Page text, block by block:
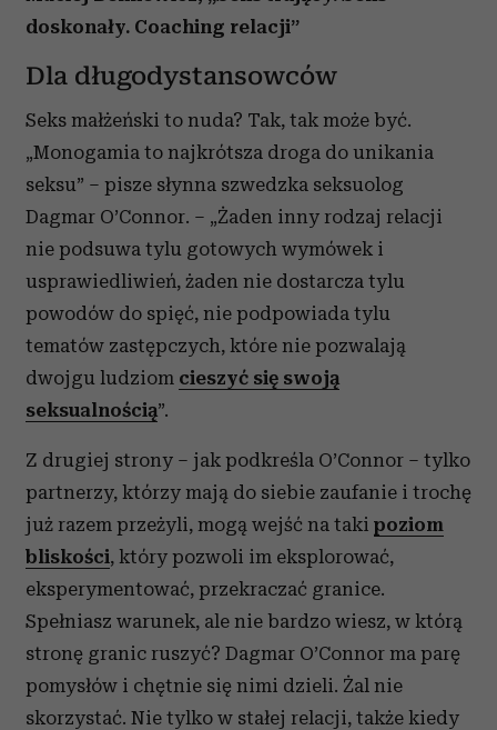
doskonały. Coaching relacji”
Dla długodystansowców
Seks małżeński to nuda? Tak, tak może być.
„Monogamia to najkrótsza droga do unikania
seksu” – pisze słynna szwedzka seksuolog
Dagmar O’Connor. – „Żaden inny rodzaj relacji
nie podsuwa tylu gotowych wymówek i
usprawiedliwień, żaden nie dostarcza tylu
powodów do spięć, nie podpowiada tylu
tematów zastępczych, które nie pozwalają
dwojgu ludziom cieszyć się swoją
seksualnością”.
Z drugiej strony – jak podkreśla O’Connor – tylko
partnerzy, którzy mają do siebie zaufanie i trochę
już razem przeżyli, mogą wejść na taki poziom
bliskości, który pozwoli im eksplorować,
eksperymentować, przekraczać granice.
Spełniasz warunek, ale nie bardzo wiesz, w którą
stronę granic ruszyć? Dagmar O’Connor ma parę
pomysłów i chętnie się nimi dzieli. Żal nie
skorzystać. Nie tylko w stałej relacji, także kiedy